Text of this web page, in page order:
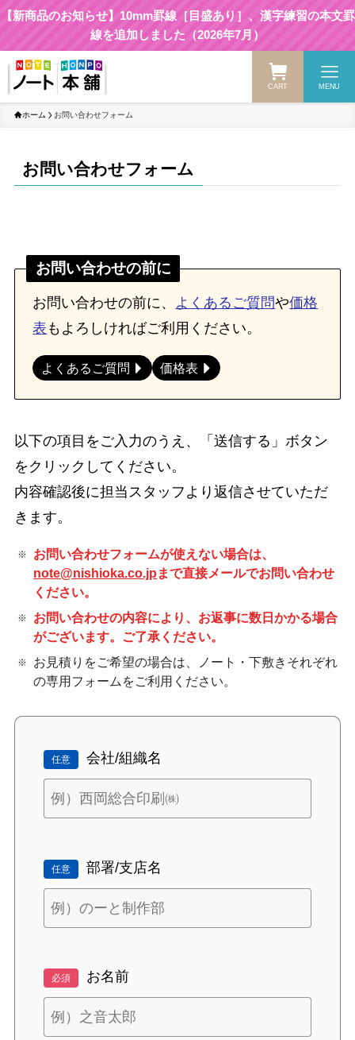
【新商品のお知らせ】10mm罫線［目盛あり］、漢字練習の本文罫
線を追加しました（2026年7月）
CART MENU
ホーム お問い合わせフォーム
お問い合わせフォーム
お問い合わせの前に
お問い合わせの前に、 よくあるご質問や価格
表 もよろしければご利用ください。
よくあるご質問 価格表
以下の項目をご入力のうえ、「送信する」ボタン
をクリックしてください。
内容確認後に担当スタッフより返信させていただ
きます。
お問い合わせフォームが使えない場合は、
note@nishioka.co.jp まで直接メールでお問い合わせ
ください。
お問い合わせの内容により、お返事に数日かかる場合
がございます。ご了承ください。
お見積りをご希望の場合は、ノート・下敷きそれぞれ
の専用フォームをご利用ください。
任意 会社/組織名
任意 部署/支店名
必須 お名前